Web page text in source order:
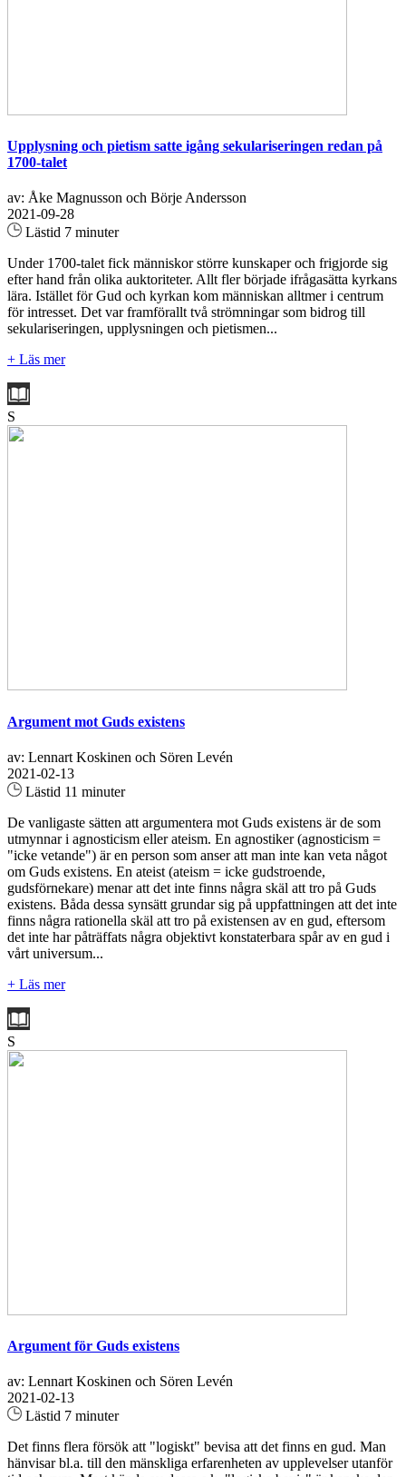
Upplysning och pietism satte igång sekulariseringen redan på
1700-talet
av: Åke Magnusson och Börje Andersson
2021-09-28
Lästid 7 minuter
Under 1700-talet fick människor större kunskaper och frigjorde sig
efter hand från olika auktoriteter. Allt fler började ifrågasätta kyrkans
lära. Istället för Gud och kyrkan kom människan alltmer i centrum
för intresset. Det var framförallt två strömningar som bidrog till
sekulariseringen, upplysningen och pietismen...
+ Läs mer
S
Argument mot Guds existens
av: Lennart Koskinen och Sören Levén
2021-02-13
Lästid 11 minuter
De vanligaste sätten att argumentera mot Guds existens är de som
utmynnar i agnosticism eller ateism. En agnostiker (agnosticism =
"icke vetande") är en person som anser att man inte kan veta något
om Guds existens. En ateist (ateism = icke gudstroende,
gudsförnekare) menar att det inte finns några skäl att tro på Guds
existens. Båda dessa synsätt grundar sig på uppfattningen att det inte
finns några rationella skäl att tro på existensen av en gud, eftersom
det inte har påträffats några objektivt konstaterbara spår av en gud i
vårt universum...
+ Läs mer
S
Argument för Guds existens
av: Lennart Koskinen och Sören Levén
2021-02-13
Lästid 7 minuter
Det finns flera försök att "logiskt" bevisa att det finns en gud. Man
hänvisar bl.a. till den mänskliga erfarenheten av upplevelser utanför